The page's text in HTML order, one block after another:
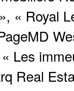
« Royal
Les
Real